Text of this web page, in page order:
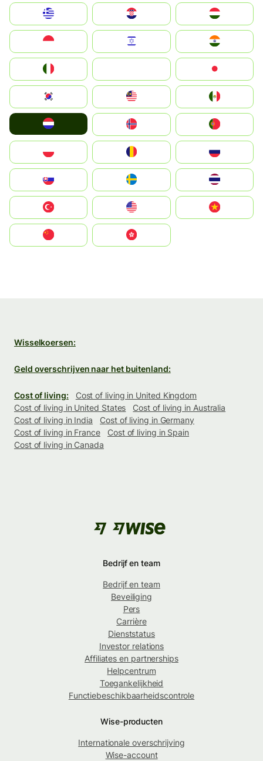
Magyarország
South Korea
United States
中國香港特別行政區
Wisselkoersen:
Geld overschrijven naar het buitenland:
Cost of living:
Cost of living in United Kingdom
Cost of living in United States
Cost of living in Australia
Cost of living in India
Cost of living in Germany
Cost of living in France
Cost of living in Spain
Cost of living in Canada
Bedrijf en team
Bedrijf en team
Beveiliging
Pers
Carrière
Dienststatus
Investor relations
Affiliates en partnerships
Helpcentrum
Toegankelijkheid
Functiebeschikbaarheidscontrole
Wise-producten
Internationale overschrijving
Wise-account